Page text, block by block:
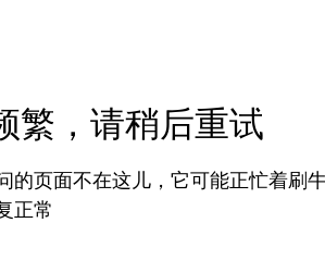
繁，请稍后重试
的页面不在这儿，它可能正忙着刷
正常